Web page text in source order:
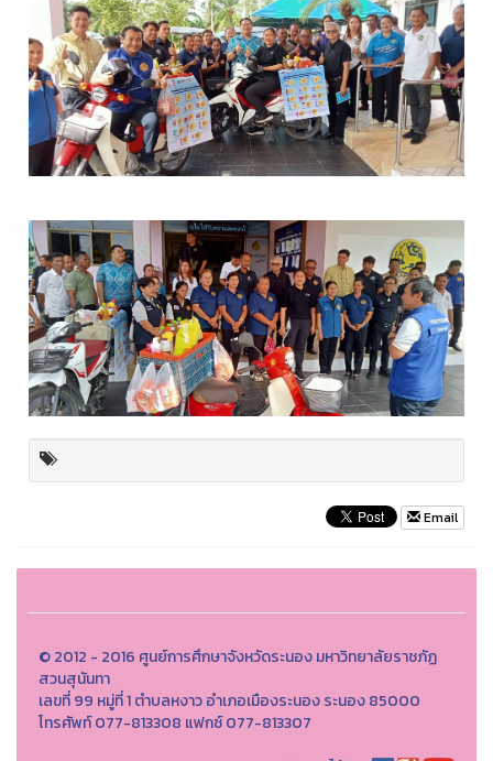
Email
© 2012 - 2016 ศูนย์การศึกษาจังหวัดระนอง มหาวิทยาลัยราชภัฏ
สวนสุนันทา
เลขที่ 99 หมู่ที่ 1 ตำบลหงาว อำเภอเมืองระนอง ระนอง 85000
โทรศัพท์ 077-813308 แฟกซ์ 077-813307